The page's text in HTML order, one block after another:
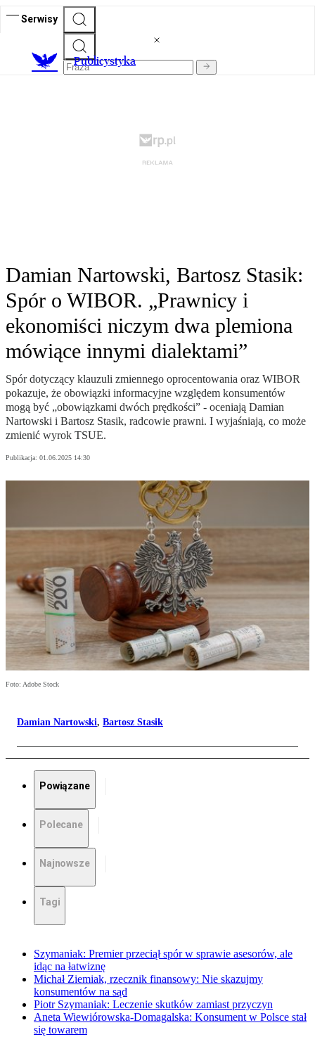
Serwisy
Publicystyka
Damian Nartowski, Bartosz Stasik:
Spór o WIBOR. „Prawnicy i
ekonomiści niczym dwa plemiona
mówiące innymi dialektami”
Spór dotyczący klauzuli zmiennego oprocentowania oraz WIBOR
pokazuje, że obowiązki informacyjne względem konsumentów
mogą być „obowiązkami dwóch prędkości” - oceniają Damian
Nartowski i Bartosz Stasik, radcowie prawni. I wyjaśniają, co może
zmienić wyrok TSUE.
Publikacja: 01.06.2025 14:30
Foto: Adobe Stock
Damian Nartowski, Bartosz Stasik
Powiązane
Polecane
Najnowsze
Tagi
Szymaniak: Premier przeciął spór w sprawie asesorów, ale
idąc na łatwiznę
Michał Ziemiak, rzecznik finansowy: Nie skazujmy
konsumentów na sąd
Piotr Szymaniak: Leczenie skutków zamiast przyczyn
Aneta Wiewiórowska-Domagalska: Konsument w Polsce stał
się towarem